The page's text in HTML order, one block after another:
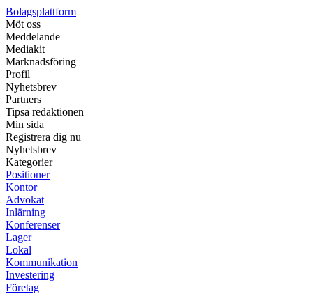
Bolagsplattform
Möt oss
Meddelande
Mediakit
Marknadsföring
Profil
Nyhetsbrev
Partners
Tipsa redaktionen
Min sida
Registrera dig nu
Nyhetsbrev
Kategorier
Positioner
Kontor
Advokat
Inlärning
Konferenser
Lager
Lokal
Kommunikation
Investering
Företag